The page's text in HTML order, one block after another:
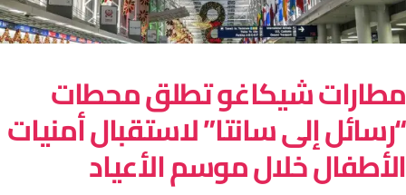
شيكاغو تطلق محطات
إلى سانتا” لاستقبال أمنيات
خلال موسم الأعياد